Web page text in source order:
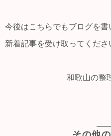
今後はこちらでもブログを書
新着記事を受け取ってくださ
和歌山の整